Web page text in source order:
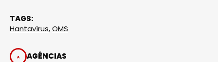
TAGS:
Hantavírus,OMS
AGÊNCIAS